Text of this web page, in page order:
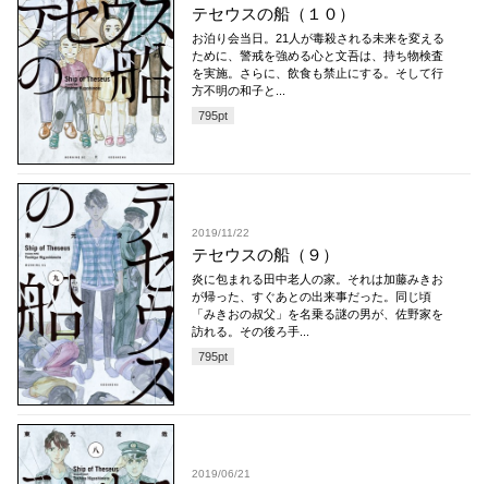
テセウスの船（１０）
お泊り会当日。21人が毒殺される未来を変える
ために、警戒を強める心と文吾は、持ち物検査
を実施。さらに、飲食も禁止にする。そして行
方不明の和子と...
795pt
2019/11/22
テセウスの船（９）
炎に包まれる田中老人の家。それは加藤みきお
が帰った、すぐあとの出来事だった。同じ頃
「みきおの叔父」を名乗る謎の男が、佐野家を
訪れる。その後ろ手...
795pt
2019/06/21